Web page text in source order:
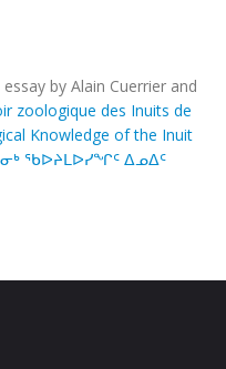
by Alain Cuerrier and
zoologique des Inuits de
Knowledge of the Inuit
ᖃᐅᔨᒪᐅᓯᖏᑦ ᐃᓄᐃᑦ